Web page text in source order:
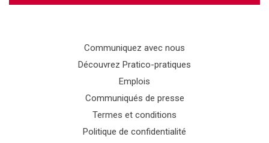
Communiquez avec nous
Découvrez Pratico-pratiques
Emplois
Communiqués de presse
Termes et conditions
Politique de confidentialité